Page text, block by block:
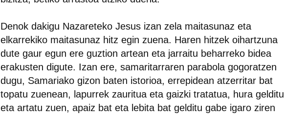
Denok dakigu Nazareteko Jesus izan zela maitasunaz eta
elkarrekiko maitasunaz hitz egin zuena. Haren hitzek oihartzuna
dute gaur egun ere guztion artean eta jarraitu beharreko bidea
erakusten digute. Izan ere, samaritarraren parabola gogoratzen
dugu, Samariako gizon baten istorioa, errepidean atzerritar bat
topatu zuenean, lapurrek zauritua eta gaizki tratatua, hura gelditu
eta artatu zuen, apaiz bat eta lebita bat gelditu gabe igaro ziren